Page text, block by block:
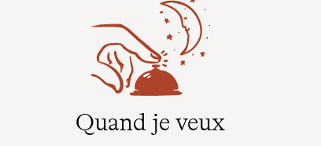
Quand je veux